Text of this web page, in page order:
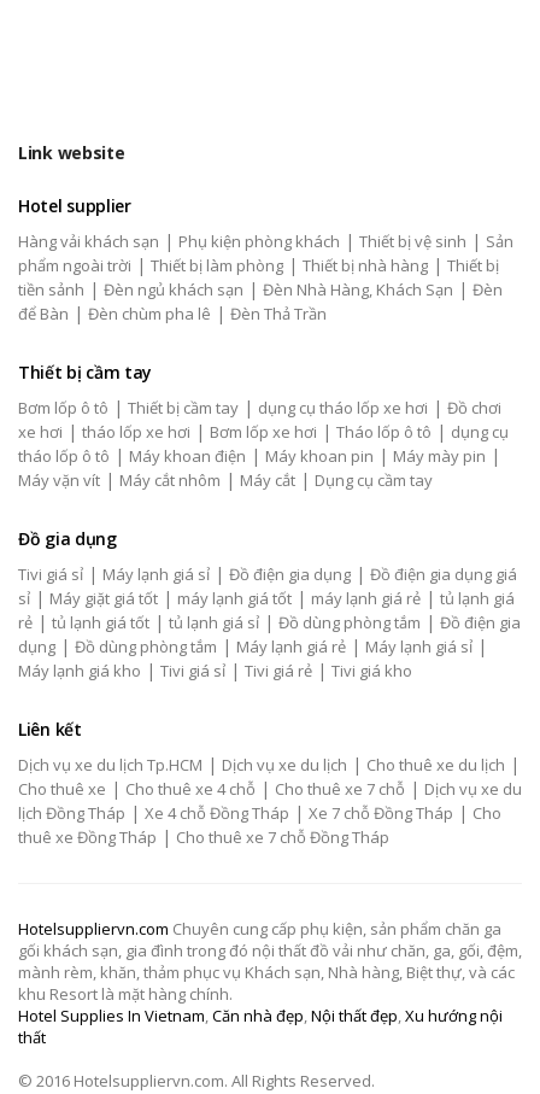
Link website
Hotel supplier
Hàng vải khách sạn | Phụ kiện phòng khách | Thiết bị vệ sinh | Sản
phẩm ngoài trời | Thiết bị làm phòng | Thiết bị nhà hàng | Thiết bị
tiền sảnh | Đèn ngủ khách sạn | Đèn Nhà Hàng, Khách Sạn | Đèn
để Bàn | Đèn chùm pha lê | Đèn Thả Trần
Thiết bị cầm tay
Bơm lốp ô tô | Thiết bị cầm tay | dụng cụ tháo lốp xe hơi | Đồ chơi
xe hơi | tháo lốp xe hơi | Bơm lốp xe hơi | Tháo lốp ô tô | dụng cụ
tháo lốp ô tô | Máy khoan điện | Máy khoan pin | Máy mày pin |
Máy vặn vít | Máy cắt nhôm | Máy cắt | Dụng cụ cầm tay
Đồ gia dụng
Tivi giá sỉ | Máy lạnh giá sỉ | Đồ điện gia dụng | Đồ điện gia dụng giá
sỉ | Máy giặt giá tốt | máy lạnh giá tốt | máy lạnh giá rẻ | tủ lạnh giá
rẻ | tủ lạnh giá tốt | tủ lạnh giá sỉ | Đồ dùng phòng tắm | Đồ điện gia
dụng | Đồ dùng phòng tắm | Máy lạnh giá rẻ | Máy lạnh giá sỉ |
Máy lạnh giá kho | Tivi giá sỉ | Tivi giá rẻ | Tivi giá kho
Liên kết
Dịch vụ xe du lịch Tp.HCM | Dịch vụ xe du lịch | Cho thuê xe du lịch |
Cho thuê xe | Cho thuê xe 4 chỗ | Cho thuê xe 7 chỗ | Dịch vụ xe du
lịch Đồng Tháp | Xe 4 chỗ Đồng Tháp | Xe 7 chỗ Đồng Tháp | Cho
thuê xe Đồng Tháp | Cho thuê xe 7 chỗ Đồng Tháp
Hotelsuppliervn.com Chuyên cung cấp phụ kiện, sản phẩm chăn ga
gối khách sạn, gia đình trong đó nội thất đồ vải như chăn, ga, gối, đệm,
mành rèm, khăn, thảm phục vụ Khách sạn, Nhà hàng, Biệt thự, và các
khu Resort là mặt hàng chính.
Hotel Supplies In Vietnam,Căn nhà đẹp,Nội thất đẹp,Xu hướng nội
thất
© 2016 Hotelsuppliervn.com. All Rights Reserved.